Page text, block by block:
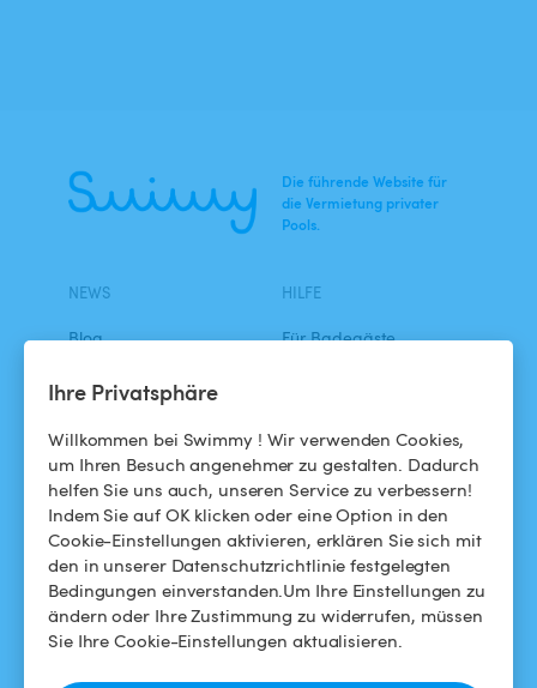
Ihre Privatsphäre
Willkommen bei Swimmy ! Wir verwenden Cookies,
um Ihren Besuch angenehmer zu gestalten. Dadurch
helfen Sie uns auch, unseren Service zu verbessern!
Indem Sie auf OK klicken oder eine Option in den
Cookie-Einstellungen aktivieren, erklären Sie sich mit
den in unserer Datenschutzrichtlinie festgelegten
Bedingungen einverstanden.Um Ihre Einstellungen zu
ändern oder Ihre Zustimmung zu widerrufen, müssen
Sie Ihre Cookie-Einstellungen aktualisieren.
Die führende Website für
die Vermietung privater
Pools.
NEWS
Blog
Swimmy in den Medien
Das Swimmy-Abenteuer
HILFE
Für Badegäste
Meinen Pool vermieten
So funktioniert's
HILFE
Helpdesk
Allgemeine
FOLGEN SIE UNS
Facebook
Instagram